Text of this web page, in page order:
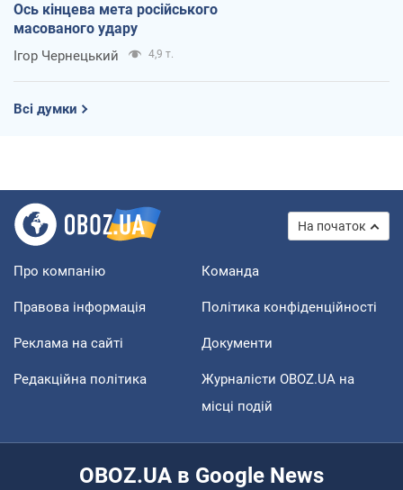
Ось кінцева мета російського
масованого удару
Ігор Чернецький 4,9 т.
Всі думки
На початок
Про компанію Команда
Правова інформація Політика конфіденційності
Реклама на сайті Документи
Редакційна політика
Журналісти OBOZ.UA на
місці подій
OBOZ.UA в Google News